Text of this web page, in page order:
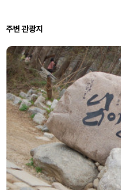
주변 관광지